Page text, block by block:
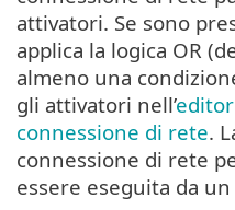
attivatori. Se sono
applica la logica OR
almeno una
gli attivatori nell’
connessione di rete.
connessione di rete
essere eseguita da